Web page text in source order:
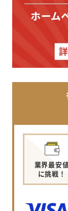
業界最安
に挑戦！